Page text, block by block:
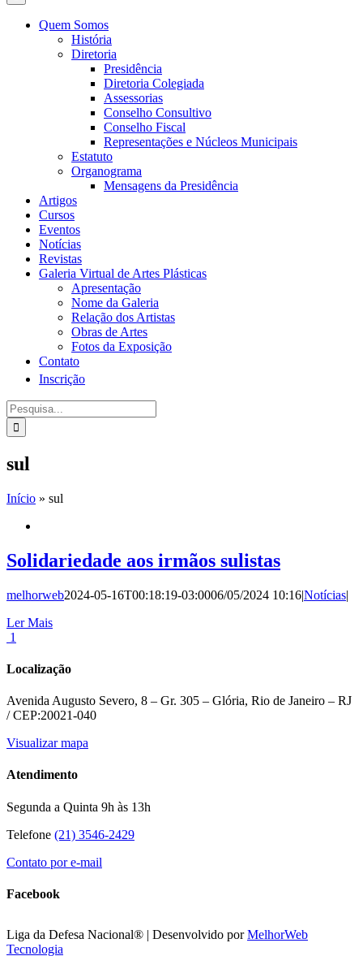
Quem Somos
História
Diretoria
Presidência
Diretoria Colegiada
Assessorias
Conselho Consultivo
Conselho Fiscal
Representações e Núcleos Municipais
Estatuto
Organograma
Mensagens da Presidência
Artigos
Cursos
Eventos
Notícias
Revistas
Galeria Virtual de Artes Plásticas
Apresentação
Nome da Galeria
Relação dos Artistas
Obras de Artes
Fotos da Exposição
Contato
Inscrição
Procurar
por:
sul
Início » sul
Solidariedade aos irmãos sulistas
melhorweb2024-05-16T00:18:19-03:0006/05/2024 10:16|Notícias|
Ler Mais
1
Localização
Avenida Augusto Severo, 8 – Gr. 305 – Glória, Rio de Janeiro – RJ
/ CEP:20021-040
Visualizar mapa
Atendimento
Segunda a Quinta 9h às 13h
Telefone (21) 3546-2429
Contato por e-mail
Facebook
Liga da Defesa Nacional® | Desenvolvido porMelhorWeb
Tecnologia